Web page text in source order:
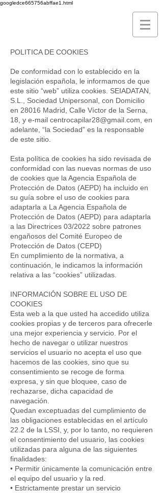
googledce665756abffae1.html
POLITICA DE COOKIES
De conformidad con lo establecido en la
legislación española, le informamos de que
este sitio “web” utiliza cookies. SEIADATAN,
S.L., Sociedad Unipersonal, con Domicilio
en 28016 Madrid, Calle Víctor de la Serna,
18, y e-mail centrocapilar28@gmail.com , en
adelante, “la Sociedad” es la responsable
de este sitio.
Esta política de cookies ha sido revisada de
conformidad con las nuevas normas de uso
de cookies que la Agencia Española de
Protección de Datos (AEPD) ha incluido en
su guía sobre el uso de cookies para
adaptarla a La Agencia Española de
Protección de Datos (AEPD) para adaptarla
a las Directrices 03/2022 sobre patrones
engañosos del Comité Europeo de
Protección de Datos (CEPD)
En cumplimiento de la normativa, a
continuación, le indicamos la información
relativa a las “cookies” utilizadas.
INFORMACIÓN SOBRE EL USO DE
COOKIES
Esta web a la que usted ha accedido utiliza
cookies propias y de terceros para ofrecerle
una mejor experiencia y servicio. Por el
hecho de navegar o utilizar nuestros
servicios el usuario no acepta el uso que
hacemos de las cookies, sino que su
consentimiento se recoge de forma
expresa, y sin que bloquee, caso de
rechazarse, dicha capacidad de
navegación.
Quedan exceptuadas del cumplimiento de
las obligaciones establecidas en el artículo
22.2 de la LSSI, y, por lo tanto, no requieren
el consentimiento del usuario, las cookies
utilizadas para alguna de las siguientes
finalidades:
• Permitir únicamente la comunicación entre
el equipo del usuario y la red.
• Estrictamente prestar un servicio